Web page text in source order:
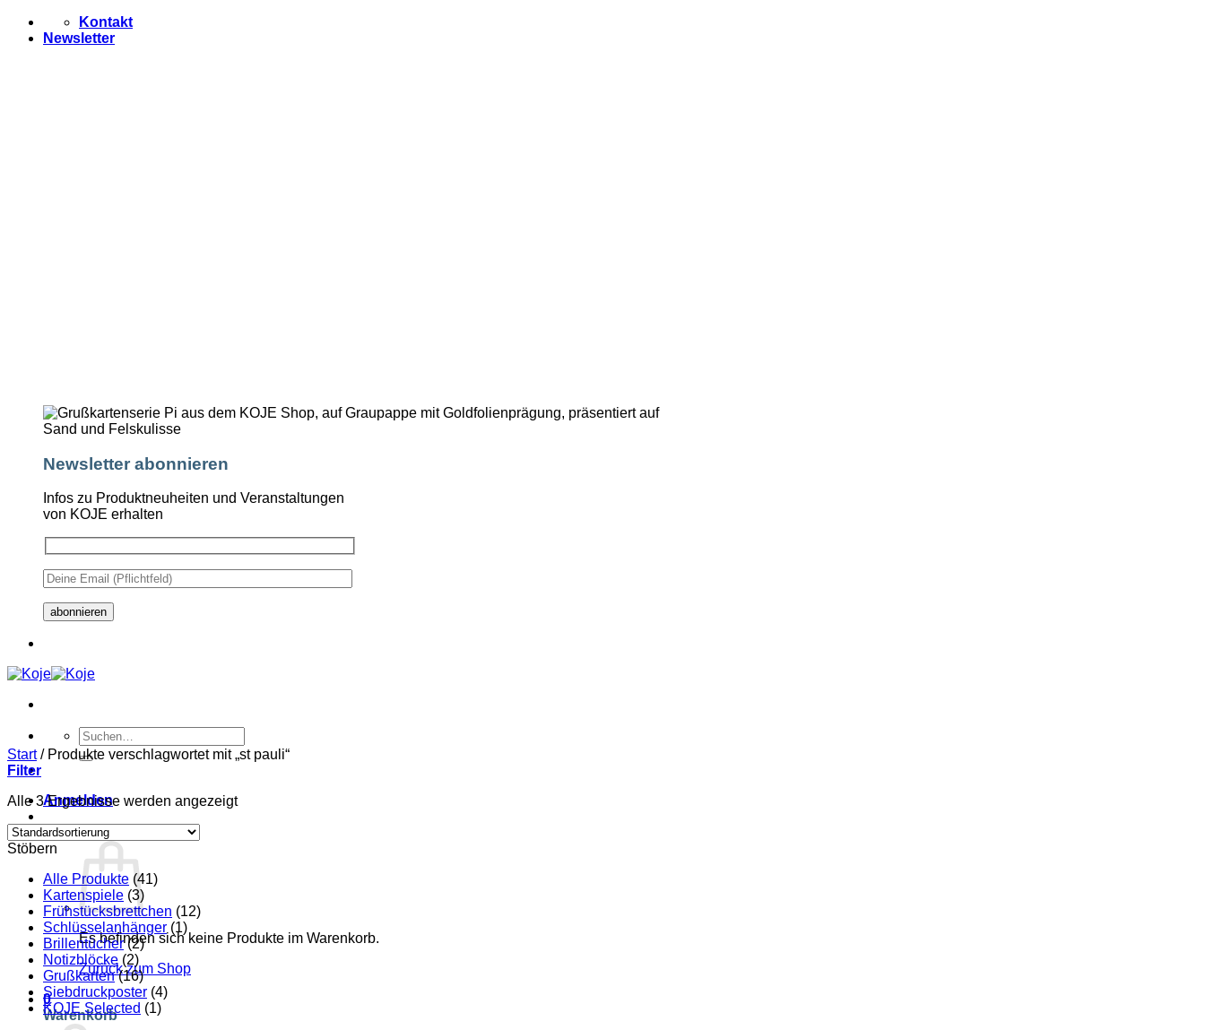
Zum
Inhalt
Kontakt
Newsletter
Newsletter abonnieren
Infos zu Produktneuheiten und Veranstaltungen
von KOJE erhalten
Suchen
nach:
Anmelden
Warenkorb /
Es befinden sich keine Produkte im Warenkorb.
Zurück zum Shop
0
Warenkorb
Start /Produkte verschlagwortet mit „st pauli“
Filter
Alle 3 Ergebnisse werden angezeigt
Stöbern
Alle Produkte (41)
Kartenspiele (3)
Frühstücksbrettchen (12)
Schlüsselanhänger (1)
Brillentücher (2)
Notizblöcke (2)
Grußkarten (16)
Siebdruckposter (4)
KOJE Selected (1)